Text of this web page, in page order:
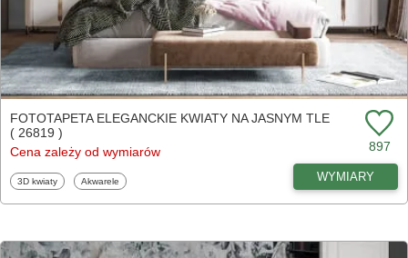
FOTOTAPETA ELEGANCKIE KWIATY NA JASNYM TLE
( 26819 )
Cena zależy od wymiarów
897
Fototapety
3D kwiaty Fototapety
Akwarele WYMIARY